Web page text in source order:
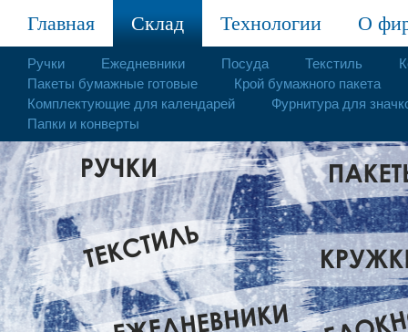
Главная Склад Технологии О
Ручки Ежедневники Посуда Текстиль
Пакеты бумажные готовые
Крой бумажного пакета
Комплектующие для календарей
Фурнитура для
Папки и конверты